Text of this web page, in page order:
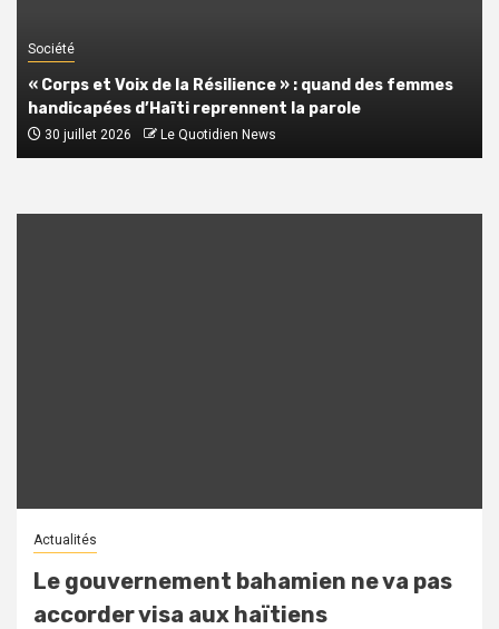
Société
« Corps et Voix de la Résilience » : quand des femmes
handicapées d’Haïti reprennent la parole
30 juillet 2026 Le Quotidien News
Actualités
Le gouvernement bahamien ne va pas
accorder visa aux haïtiens